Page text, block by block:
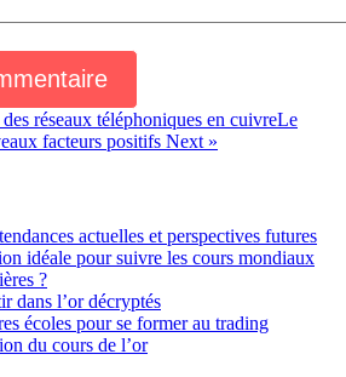
réseaux téléphoniques en cuivreLe
facteurs positifs Next »
actuelles et perspectives futures
idéale pour suivre les cours mondiaux
?
dans l’or décryptés
écoles pour se former au trading
du cours de l’or